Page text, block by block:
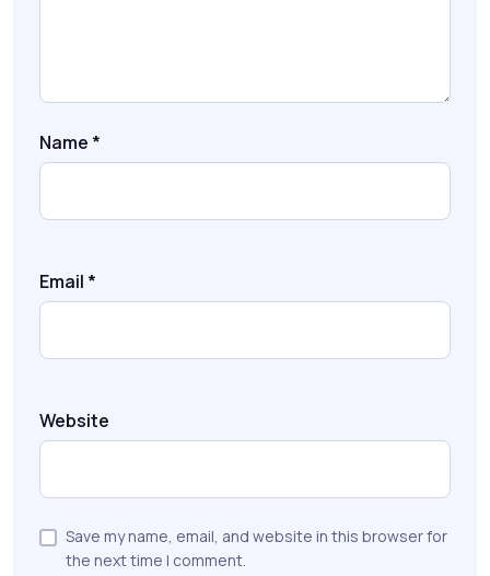
Name *
Email *
Website
Save my name, email, and website in this browser for
the next time I comment.